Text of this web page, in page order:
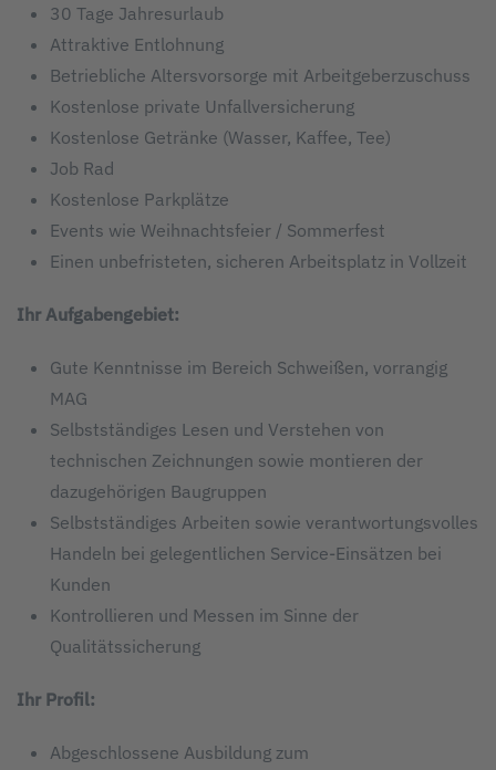
30 Tage Jahresurlaub
Attraktive Entlohnung
Betriebliche Altersvorsorge mit Arbeitgeberzuschuss
Kostenlose private Unfallversicherung
Kostenlose Getränke (Wasser, Kaffee, Tee)
Job Rad
Kostenlose Parkplätze
Events wie Weihnachtsfeier / Sommerfest
Einen unbefristeten, sicheren Arbeitsplatz in Vollzeit
Ihr Aufgabengebiet:
Gute Kenntnisse im Bereich Schweißen, vorrangig
MAG
Selbstständiges Lesen und Verstehen von
technischen Zeichnungen sowie montieren der
dazugehörigen Baugruppen
Selbstständiges Arbeiten sowie verantwortungsvolles
Handeln bei gelegentlichen Service-Einsätzen bei
Kunden
Kontrollieren und Messen im Sinne der
Qualitätssicherung
Ihr Profil:
Abgeschlossene Ausbildung zum